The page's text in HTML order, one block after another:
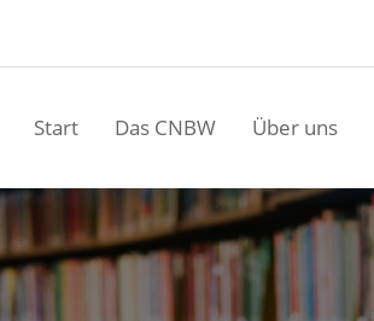
Start Das CNBW Über uns